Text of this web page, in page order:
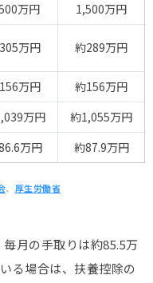
万円
1,500万円
万円 約289万円
万円
約156万円
万円
約1,055万円
万円 約87.9万円
、 厚生労働省
月の手取りは約85.5万
る場合は、扶養控除の